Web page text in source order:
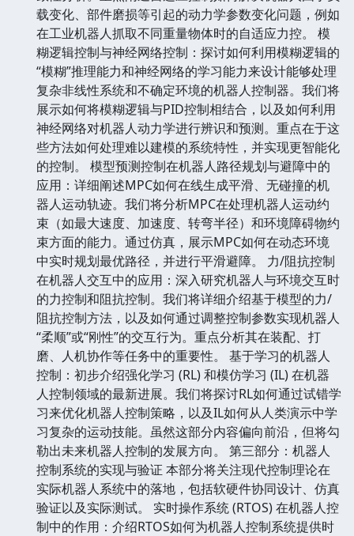
载变化、部件磨损等引起的动力学参数变化问题，例如
在工业机器人抓取不同重量物体时的自适应力控。 模
糊逻辑控制与神经网络控制：探讨如何利用模糊逻辑的
“模糊”推理能力和神经网络的学习能力来设计能够处理
复杂非线性系统和不确定环境的机器人控制器。我们将
展示如何将模糊逻辑与PID控制相结合，以及如何利用
神经网络对机器人动力学进行辨识和预测。重点在于这
些方法如何处理难以建模的系统特性，并实现更智能化
的控制。 模型预测控制在机器人路径规划与避障中的
应用：详细阐述MPC如何在线生成平滑、无碰撞的机
器人运动轨迹。我们将分析MPC在处理机器人运动约
束（如最大速度、加速度、转弯半径）和环境障碍物约
束方面的能力。通过仿真，展示MPC如何在动态环境
中实时规划最优路径，并进行平滑避障。 力/阻抗控制
在机器人交互中的应用：深入研究机器人与环境交互时
的力控制和阻抗控制。我们将详细介绍基于模型的力/
阻抗控制方法，以及如何通过调整控制参数实现机器人
“柔顺”或“刚性”的交互行为。重点分析其在装配、打
磨、人机协作等任务中的重要性。 基于学习的机器人
控制：初步介绍强化学习 (RL) 和模仿学习 (IL) 在机器
人控制领域的最新进展。我们将探讨RL如何通过试错学
习来优化机器人控制策略，以及IL如何从人类演示中学
习复杂的运动技能。虽然这部分内容偏向前沿，但将勾
勒出未来机器人控制的发展方向。 第三部分：机器人
控制系统的实现与验证 本部分将关注现代控制理论在
实际机器人系统中的落地，包括软硬件协同设计、仿真
验证以及实际测试。 实时操作系统 (RTOS) 在机器人控
制中的作用：介绍RTOS如何为机器人控制系统提供时